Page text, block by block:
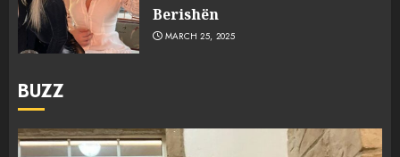
Berishën
MARCH 25, 2025
BUZZ